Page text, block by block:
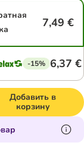
7,49 €
-15% 6,37 €
Добавить в
корзину